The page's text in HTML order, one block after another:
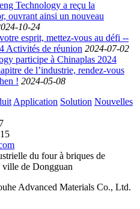
Technology a reçu la
ouvrant ainsi un nouveau
10-24
esprit, mettez-vous au défi --
Activités de réunion 2024-07-02
participe à Chinaplas 2024
de l’industrie, rendez-vous
! 2024-05-08
Application Solution Nouvelles
du four à briques de
de Dongguan
Advanced Materials Co., Ltd.